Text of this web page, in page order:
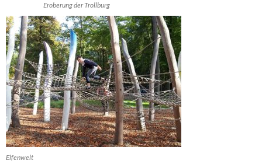
Eroberung der Trollburg
Elfenwelt